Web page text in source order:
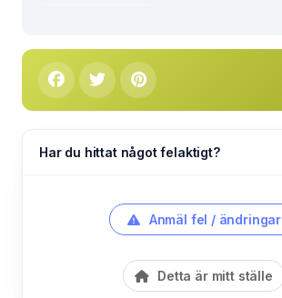
Har du hittat något felaktigt?
Anmäl fel / ändringar
Detta är mitt ställe